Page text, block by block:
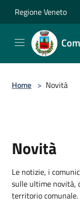
Regione Veneto
Home > Novità
Novità
Le notizie, i
sulle ultime novità,
territorio comunale.